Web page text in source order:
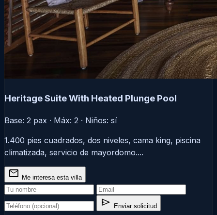
Heritage Suite With Heated Plunge Pool
Base: 2 pax · Máx: 2 · Niños: sí
1.400 pies cuadrados, dos niveles, cama king, piscina
climatizada, servicio de mayordomo....
mail Me interesa esta villa
send Enviar solicitud